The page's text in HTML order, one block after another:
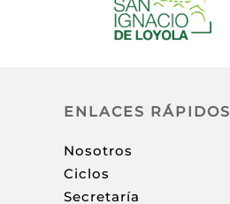
ENLACES RÁPIDOS
Nosotros
Ciclos
Secretaría